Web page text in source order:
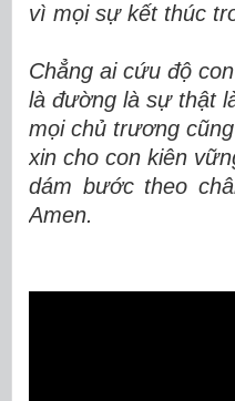
vì mọi sự kết thúc
Chẳng ai cứu độ
là đường là sự thật
mọi chủ trương
xin cho con kiên
dám bước theo
Amen.